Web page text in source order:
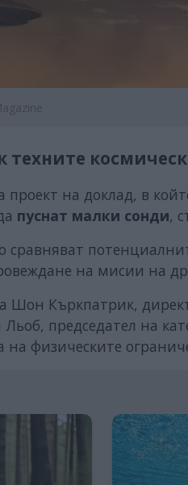
техните
проект на доклад, в
пуснат малки сонди,
сравняват
на мисии на
Шон Къркпатрик,
председател на
на физическите